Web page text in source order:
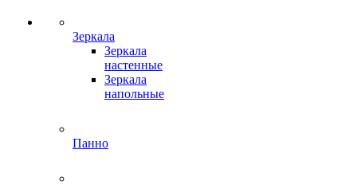
Зеркала
Зеркала
настенные
Зеркала
напольные
Панно